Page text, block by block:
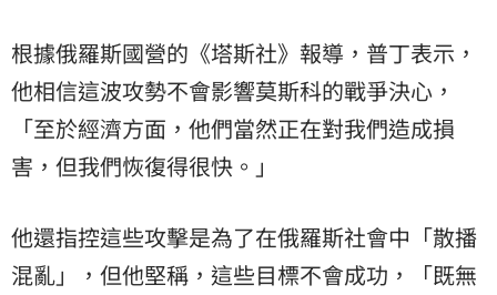
根據俄羅斯國營的《塔斯社》報導，普丁表示，
他相信這波攻勢不會影響莫斯科的戰爭決心，
「至於經濟方面，他們當然正在對我們造成損
害，但我們恢復得很快。」
他還指控這些攻擊是為了在俄羅斯社會中「散播
混亂」，但他堅稱，這些目標不會成功，「既無